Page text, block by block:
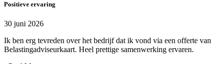
Positieve ervaring
30 juni 2026
Ik ben erg tevreden over het bedrijf dat ik vond via een offerte van
Belastingadviseurkaart. Heel prettige samenwerking ervaren.